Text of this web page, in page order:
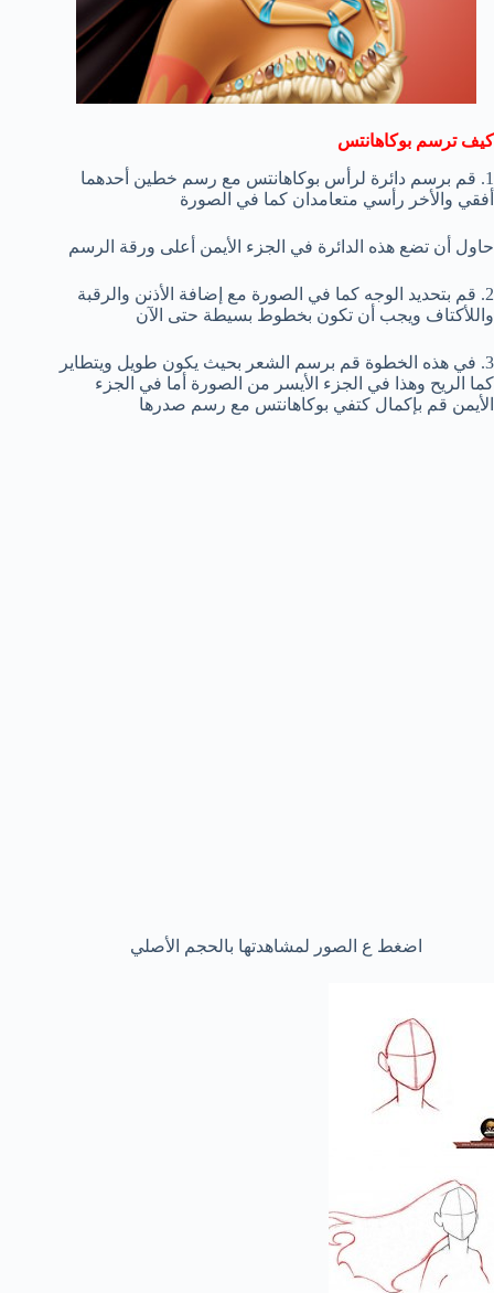
كيف ترسم بوكاهانتس
1. قم برسم دائرة لرأس بوكاهانتس مع رسم خطين أحدهما
أفقي والأخر رأسي متعامدان كما في الصورة
حاول أن تضع هذه الدائرة في الجزء الأيمن أعلى ورقة الرسم
2. قم بتحديد الوجه كما في الصورة مع إضافة الأذنن والرقبة
واللأكتاف ويجب أن تكون بخطوط بسيطة حتى الآن
3. في هذه الخطوة قم برسم الشعر بحيث يكون طويل ويتطاير
كما الريح وهذا في الجزء الأيسر من الصورة أما في الجزء
الأيمن قم بإكمال كتفي بوكاهانتس مع رسم صدرها
اضغط ع الصور لمشاهدتها بالحجم الأصلي